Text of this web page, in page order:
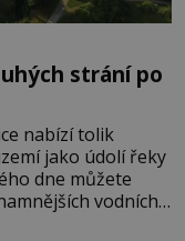
strání po
nabízí tolik
jako údolí řeky
dne můžete
vodních